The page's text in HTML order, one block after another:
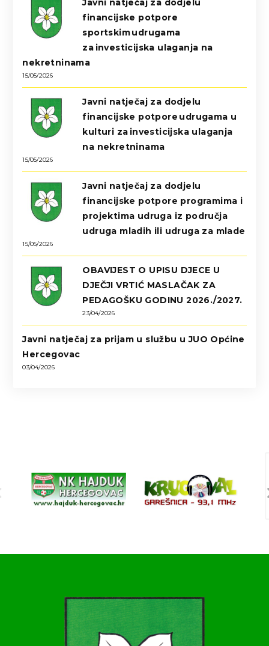
Javni natječaj za dodjelu
financijske potpore
sportskim udrugama
za investicijska ulaganja na
nekretninama
15/05/2026
Javni natječaj za dodjelu
financijske potpore udrugama u
kulturi za investicijska ulaganja
na nekretninama
15/05/2026
Javni natječaj za dodjelu
financijske potpore programima i
projektima udruga iz područja
udruga mladih ili udruga za mlade
15/05/2026
OBAVIJEST O UPISU DJECE U
DJEČJI VRTIĆ MASLAČAK ZA
PEDAGOŠKU GODINU 2026./2027.
23/04/2026
Javni natječaj za prijam u službu u JUO Općine
Hercegovac
03/04/2026